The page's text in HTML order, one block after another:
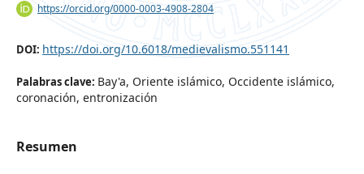
https://orcid.org/0000-0003-4908-2804
DOI: https://doi.org/10.6018/medievalismo.551141
Palabras clave: Bay'a, Oriente islámico, Occidente islámico,
coronación, entronización
Resumen